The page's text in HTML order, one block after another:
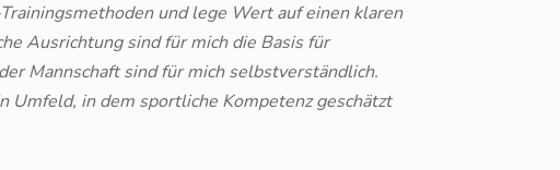
und lege Wert auf einen klaren
Ausrichtung sind für mich die Basis für
Mannschaft sind für mich selbstverständlich.
Umfeld, in dem sportliche Kompetenz geschätzt